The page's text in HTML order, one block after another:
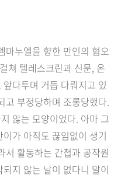
마누엘을 향한 만인의 혐오
쳐 텔레스크린과 신문, 온
다투며 거듭 다뤄지고 있
고 부정당하며 조롱당했다.
않는 모양이었다. 아마 그
가 아직도 끊임없이 생기
서 활동하는 간첩과 공작원
지 않는 날이 없다니 말이